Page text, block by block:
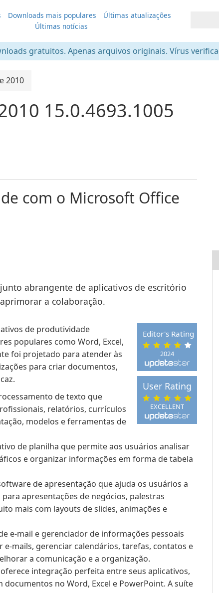
Downloads mais populares
Últimas atualizações
Últimas notícias
gratuitos. Apenas arquivos originais. Vírus
2010
15.0.4693.1005
com o Microsoft Office
abrangente de aplicativos de escritório
a colaboração.
2024
Editor's Rating
EXCELLENT
User Rating
de produtividade
populares como Word, Excel,
foi projetado para atender às
para criar documentos,
de texto que
relatórios, currículos
modelos e ferramentas de
de planilha que permite aos usuários analisar
e organizar informações em forma de tabela
de apresentação que ajuda os usuários a
apresentações de negócios, palestras
mais com layouts de slides, animações e
e-mail e gerenciador de informações pessoais
mails, gerenciar calendários, tarefas, contatos e
a comunicação e a organização.
integração perfeita entre seus aplicativos,
no Word, Excel e PowerPoint. A suíte